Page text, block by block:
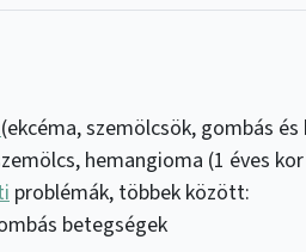
(ekcéma, szemölcsök, gombás
hemangioma (1 éves
problémák, többek között:
betegségek